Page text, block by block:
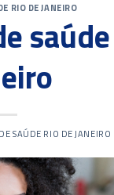
RIO DE JANEIRO
SAÚDE RIO DE JANEIRO